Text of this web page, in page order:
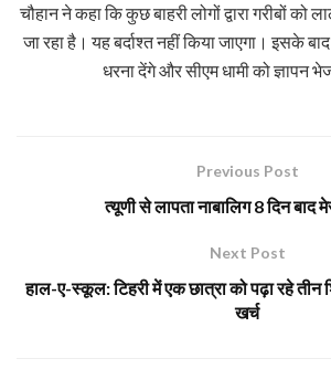
चौहान ने कहा कि कुछ बाहरी लोगों द्वारा गरीबों को
जा रहा है। यह बर्दाश्त नहीं किया जाएगा। इसके
धरना देंगे और सीएम धामी को ज्ञापन
Previous Post
त्यूणी से लापता नाबालिग 8 दिन बाद
Next Post
हाल-ए-स्कूल: टिहरी में एक छात्रा को पढ़ा रहे तीन
खर्च